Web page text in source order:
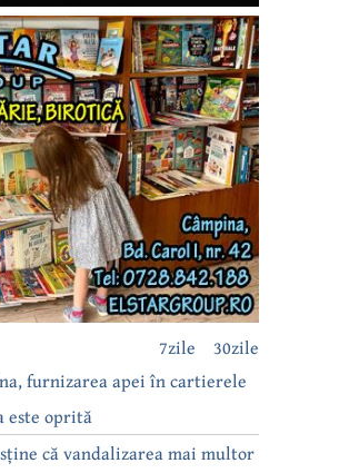
30zile
7zile
furnizarea apei în cartierele
este oprită
că vandalizarea mai multor